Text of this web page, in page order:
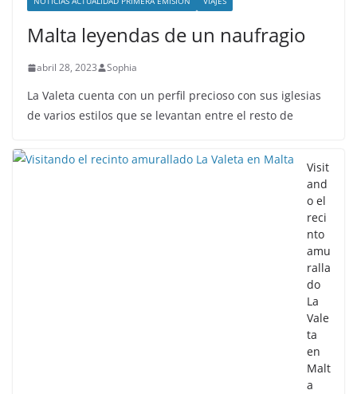
Malta leyendas de un naufragio
abril 28, 2023 Sophia
La Valeta cuenta con un perfil precioso con sus iglesias
de varios estilos que se levantan entre el resto de
Visit
and
o el
reci
nto
amu
ralla
do
La
Vale
ta
en
Malt
a